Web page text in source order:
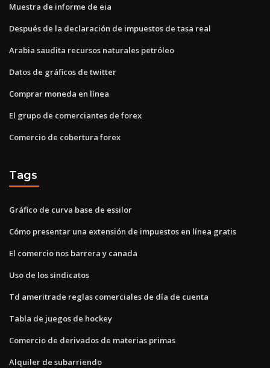
Muestra de informe de eia
Después de la declaración de impuestos de tasa real
Arabia saudita recursos naturales petróleo
Datos de gráficos de twitter
Comprar moneda en línea
El grupo de comerciantes de forex
Comercio de cobertura forex
Tags
Gráfico de curva base de essilor
Cómo presentar una extensión de impuestos en línea gratis
El comercio nos barrera y canada
Uso de los sindicatos
Td ameritrade reglas comerciales de día de cuenta
Tabla de juegos de hockey
Comercio de derivados de materias primas
Alquiler de subarriendo